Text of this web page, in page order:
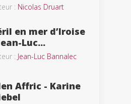
: Nicolas Druart
en mer d’Iroise
Luc...
: Jean-Luc Bannalec
Affric - Karine